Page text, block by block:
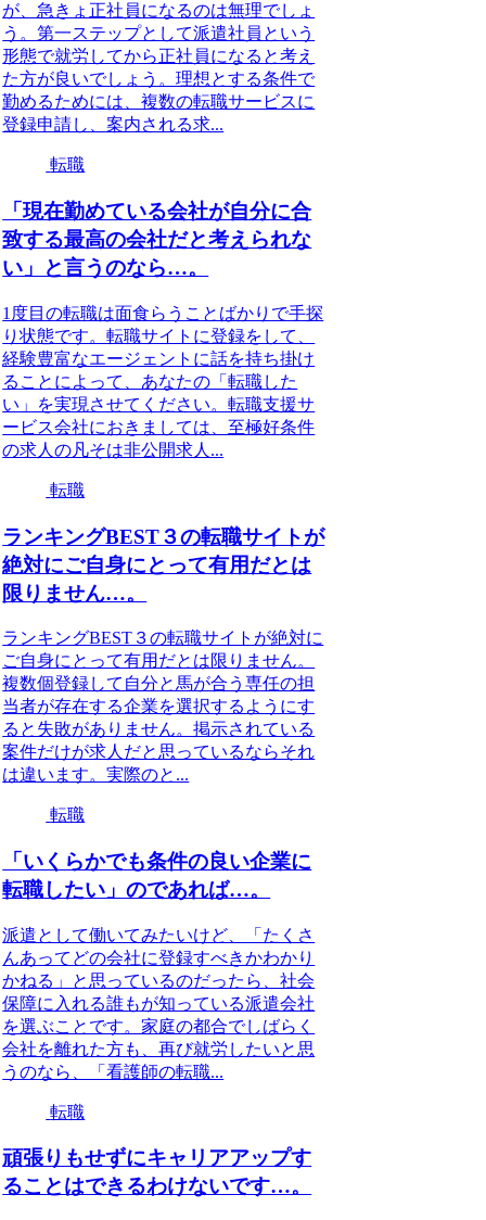
が、急きょ正社員になるのは無理でしょ
う。第一ステップとして派遣社員という
形態で就労してから正社員になると考え
た方が良いでしょう。理想とする条件で
勤めるためには、複数の転職サービスに
登録申請し、案内される求...
転職
「現在勤めている会社が自分に合
致する最高の会社だと考えられな
い」と言うのなら…。
1度目の転職は面食らうことばかりで手探
り状態です。転職サイトに登録をして、
経験豊富なエージェントに話を持ち掛け
ることによって、あなたの「転職した
い」を実現させてください。転職支援サ
ービス会社におきましては、至極好条件
の求人の凡そは非公開求人...
転職
ランキングBEST３の転職サイトが
絶対にご自身にとって有用だとは
限りません…。
ランキングBEST３の転職サイトが絶対に
ご自身にとって有用だとは限りません。
複数個登録して自分と馬が合う専任の担
当者が存在する企業を選択するようにす
ると失敗がありません。掲示されている
案件だけが求人だと思っているならそれ
は違います。実際のと...
転職
「いくらかでも条件の良い企業に
転職したい」のであれば…。
派遣として働いてみたいけど、「たくさ
んあってどの会社に登録すべきかわかり
かねる」と思っているのだったら、社会
保障に入れる誰もが知っている派遣会社
を選ぶことです。家庭の都合でしばらく
会社を離れた方も、再び就労したいと思
うのなら、「看護師の転職...
転職
頑張りもせずにキャリアアップす
ることはできるわけないです…。